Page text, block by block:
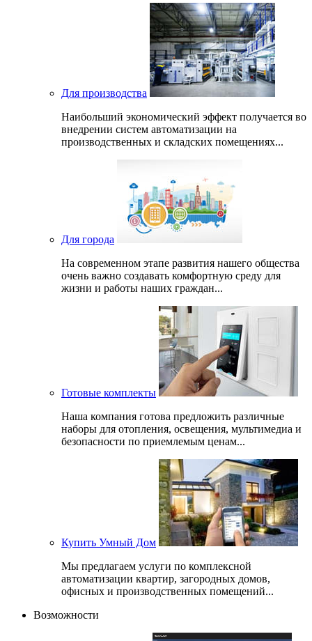
Для производства
Наибольший экономический эффект получается во
внедрении систем автоматизации на
производственных и складских помещениях...
Для города
На современном этапе развития нашего общеcтва
очень важно создавать комфортную среду для
жизни и работы наших граждан...
Готовые комплекты
Наша компания готова предложить различные
наборы для отопления, освещения, мультимедиа и
безопасности по приемлемым ценам...
Купить Умный Дом
Мы предлагаем услуги по комплексной
автоматизации квартир, загородных домов,
офисных и производственных помещений...
Возможности